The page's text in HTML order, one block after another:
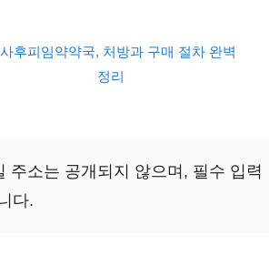
사후피임약약국, 처방과 구매 절차 완벽
정리
주소는 공개되지 않으며, 필수 입력
다.